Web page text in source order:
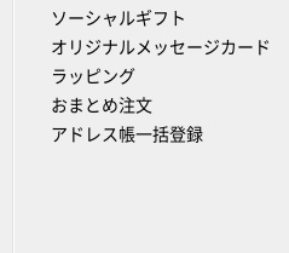
ソーシャルギフト
オリジナルメッセージカード
ラッピング
おまとめ注文
アドレス帳一括登録